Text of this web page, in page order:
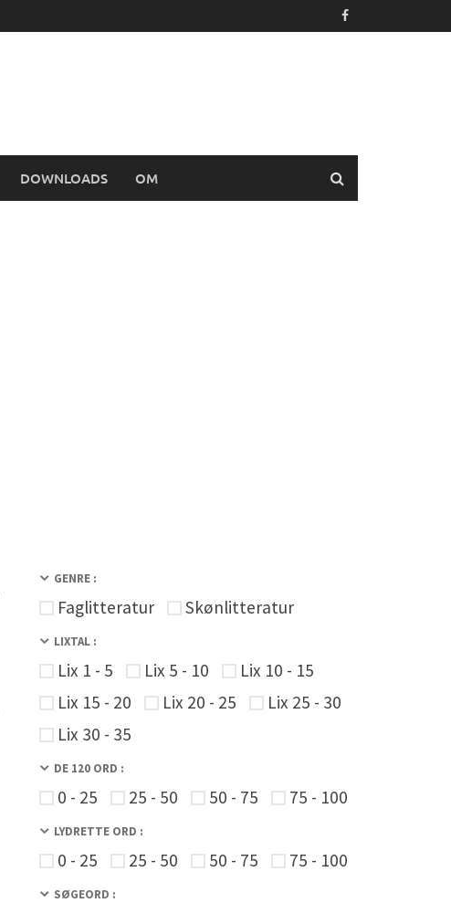
DOWNLOADS OM
GENRE :
Faglitteratur Skønlitteratur
LIXTAL :
Lix 1 - 5 Lix 5 - 10
Lix 10 - 15
Lix 15 - 20
Lix 20 - 25
Lix 25 - 30
Lix 30 - 35
DE 120 ORD :
0 - 25 25 - 50 50 - 75 75 - 100
LYDRETTE ORD :
0 - 25 25 - 50 50 - 75 75 - 100
SØGEORD :